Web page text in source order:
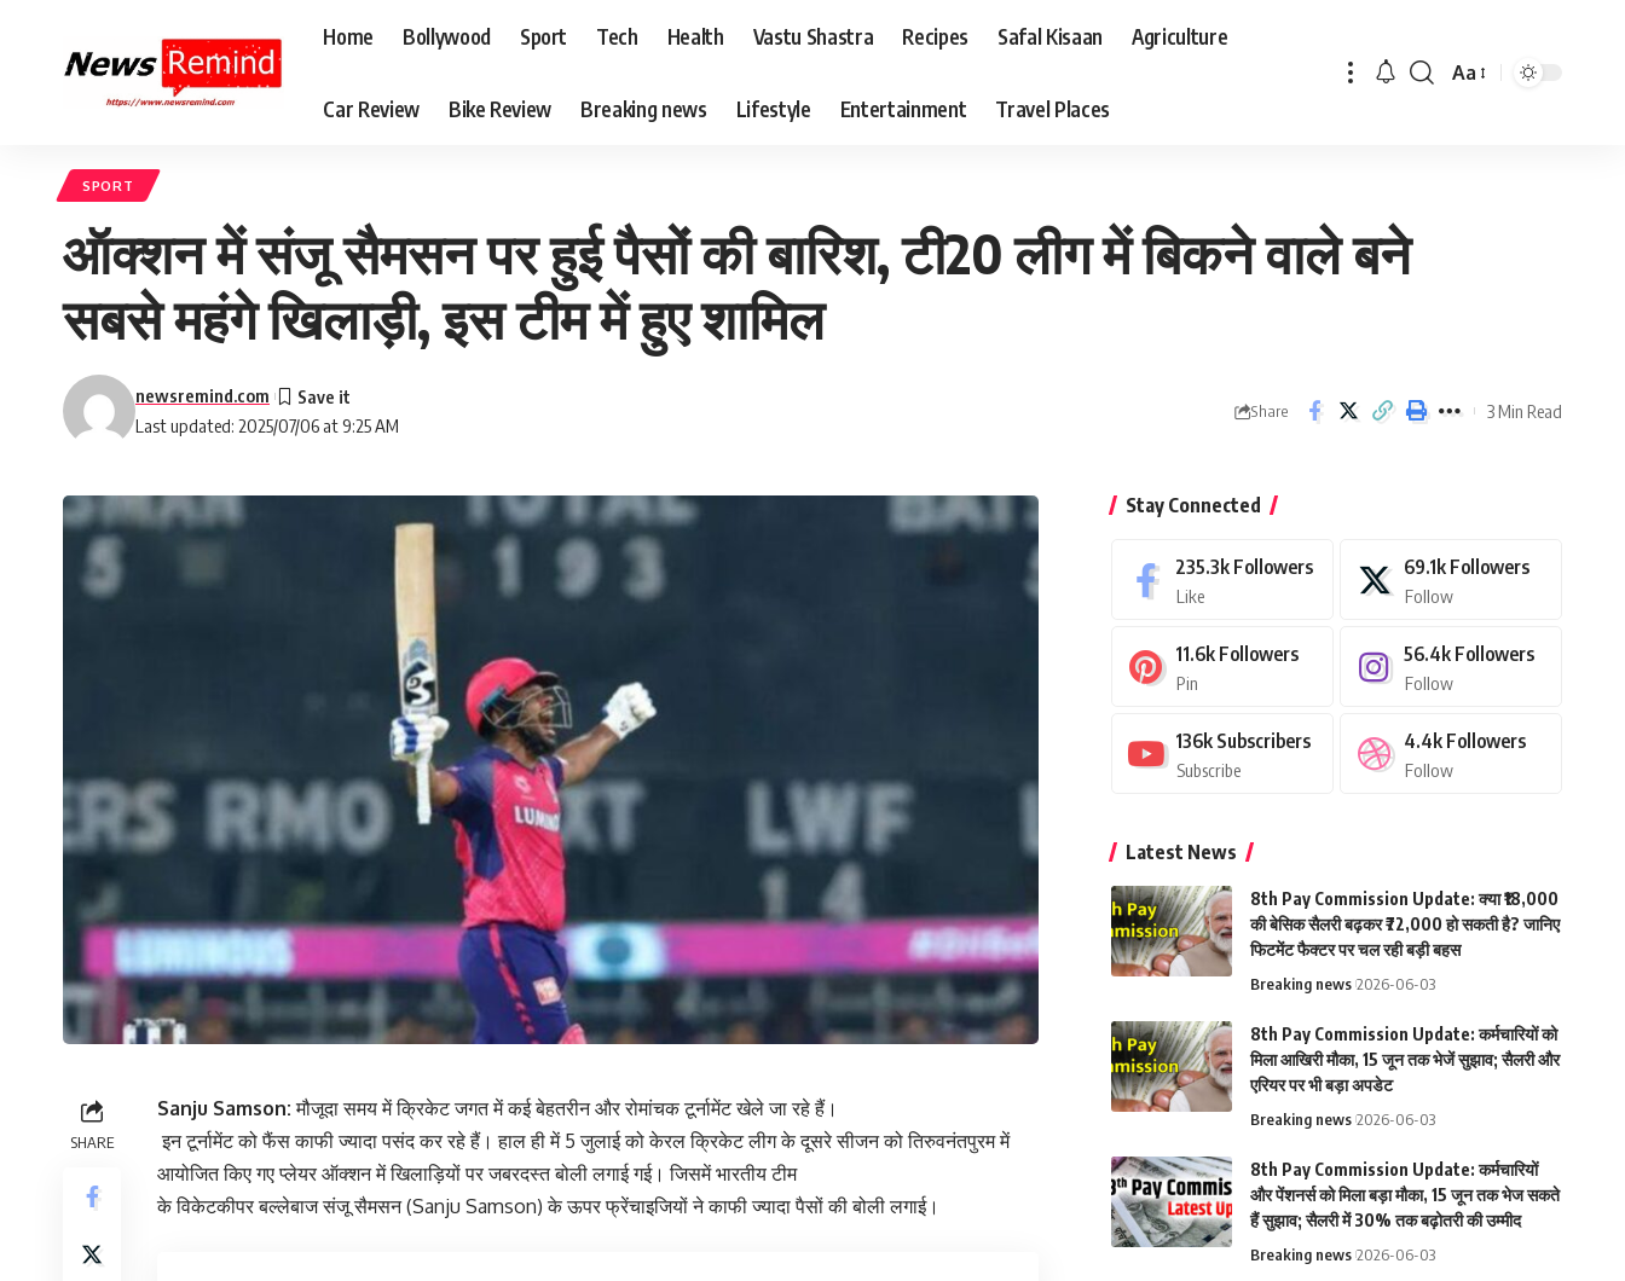
Home Bollywood Sport Tech Health Vastu Shastra Recipes Safal Kisaan Agriculture
Car Review Bike Review Breaking news Lifestyle Entertainment Travel Places
Font
Aa
SPORT
ऑक्शन में संजू सैमसन पर हुई पैसों की बारिश, टी20 लीग में बिकने वाले बने
सबसे महंगे खिलाड़ी, इस टीम में हुए शामिल
Last updated: 2025/07/06 at 9:25 AM
newsremind.com
Share 3 Min Read
SHARE
Sanju Samson: मौजूदा समय में क्रिकेट जगत में कई बेहतरीन और रोमांचक टूर्नामेंट खेले जा रहे हैं।
इन टूर्नामेंट को फैंस काफी ज्यादा पसंद कर रहे हैं। हाल ही में 5 जुलाई को केरल क्रिकेट लीग के दूसरे सीजन को तिरुवनंतपुरम में
आयोजित किए गए प्लेयर ऑक्शन में खिलाड़ियों पर जबरदस्त बोली लगाई गई। जिसमें भारतीय टीम
के विकेटकीपर बल्लेबाज संजू सैमसन (Sanju Samson) के ऊपर फ्रेंचाइजियों ने काफी ज्यादा पैसों की बोली लगाई।
Stay Connected
235.3k Followers
Like
69.1k Followers
Follow
11.6k Followers
Pin
56.4k Followers
Follow
136k Subscribers
Subscribe
4.4k Followers
Follow
Latest News
8th Pay Commission Update: क्या ₹18,000
की बेसिक सैलरी बढ़कर ₹72,000 हो सकती है? जानिए
फिटमेंट फैक्टर पर चल रही बड़ी बहस
Breaking news 2026-06-03
8th Pay Commission Update: कर्मचारियों को
मिला आखिरी मौका, 15 जून तक भेजें सुझाव; सैलरी और
एरियर पर भी बड़ा अपडेट
Breaking news 2026-06-03
8th Pay Commission Update: कर्मचारियों
और पेंशनर्स को मिला बड़ा मौका, 15 जून तक भेज सकते
हैं सुझाव; सैलरी में 30% तक बढ़ोतरी की उम्मीद
Breaking news 2026-06-03